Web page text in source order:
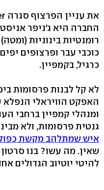
החברה היא ג'ניפר
רומנטיות בינוניות
כוכבי עבר ופרצופים
כרגיל, בקמפיין.
לא קל לבנות פרסומות
האפקט הוויראלי הנפלא
ומנהלי קמפיין ברחבי
גנטית פרסומות, ולא
איש שמתלהב מקשת
שאין. מה עשו? בנו
להיטי יוטיוב הגדולים